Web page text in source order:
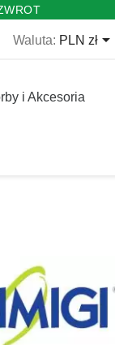
Waluta: PLN zł
i Akcesoria